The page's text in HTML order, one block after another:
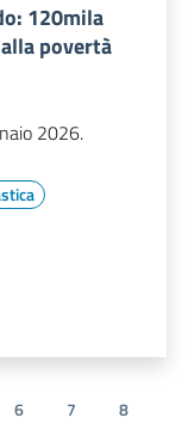
120mila
povertà
2026.
6 7
8